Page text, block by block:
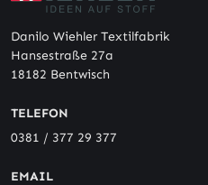
Danilo Wiehler Textilfabrik
Hansestraße 27a
18182 Bentwisch
TELEFON
0381 / 377 29 377
EMAIL